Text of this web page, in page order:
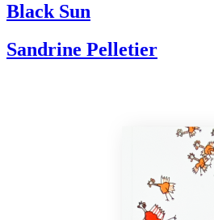
Black Sun
Sandrine Pelletier